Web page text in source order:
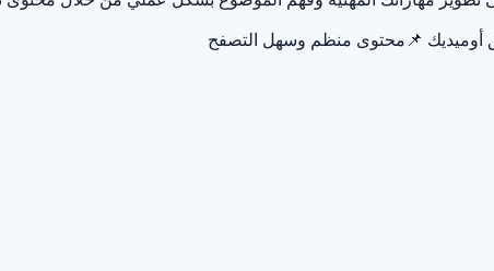
أوميديك 📌 محتوى منظم وسهل التصفح